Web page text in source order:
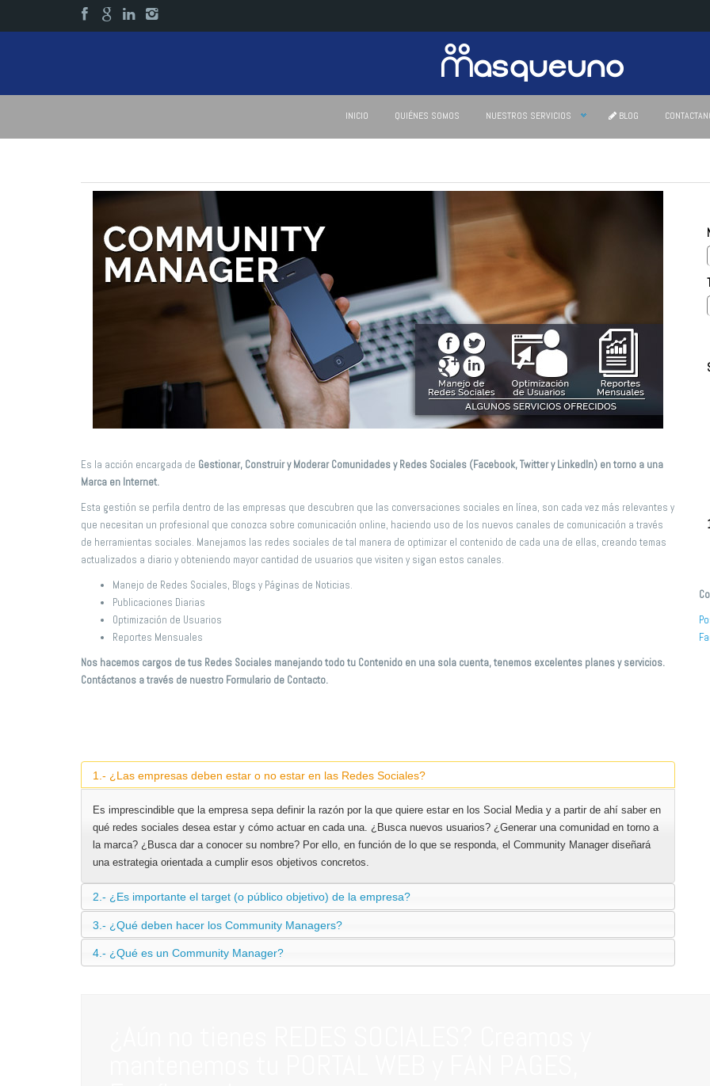
INICIO QUIÉNES SOMOS NUESTROS SERVICIOS BLOG
Es la acción encargada de Gestionar, Construir y Moderar Comunidades y Redes Sociales (Facebook, Twitter y LinkedIn) en torno a una
Marca en Internet.
Esta gestión se perfila dentro de las empresas que descubren que las conversaciones sociales en línea, son cada vez más relevantes y
que necesitan un profesional que conozca sobre comunicación online, haciendo uso de los nuevos canales de comunicación a través
de herramientas sociales. Manejamos las redes sociales de tal manera de optimizar el contenido de cada una de ellas, creando temas
actualizados a diario y obteniendo mayor cantidad de usuarios que visiten y sigan estos canales.
Manejo de Redes Sociales, Blogs y Páginas de Noticias.
Publicaciones Diarias
Optimización de Usuarios
Reportes Mensuales
Nos hacemos cargos de tus Redes Sociales manejando todo tu Contenido en una sola cuenta, tenemos excelentes planes y servicios.
Contáctanos a través de nuestro Formulario de Contacto.
1.- ¿Las empresas deben estar o no estar en las Redes Sociales?
Es imprescindible que la empresa sepa definir la razón por la que quiere estar en los Social Media y a partir de ahí saber en
qué redes sociales desea estar y cómo actuar en cada una. ¿Busca nuevos usuarios? ¿Generar una comunidad en torno a
la marca? ¿Busca dar a conocer su nombre? Por ello, en función de lo que se responda, el Community Manager diseñará
una estrategia orientada a cumplir esos objetivos concretos.
2.- ¿Es importante el target (o público objetivo) de la empresa?
3.- ¿Qué deben hacer los Community Managers?
4.- ¿Qué es un Community Manager?